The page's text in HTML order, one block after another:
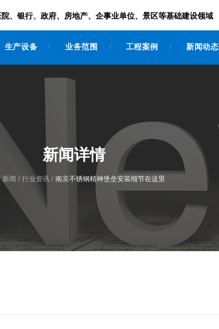
、银行、政府、房地产、企事业单位、景区等基础建设领域
生产设备 / 业务范围 / 工程案例 / 新闻动态
新闻详情
新闻 / 行业资讯 / 南京不锈钢精神堡垒安装细节在这里